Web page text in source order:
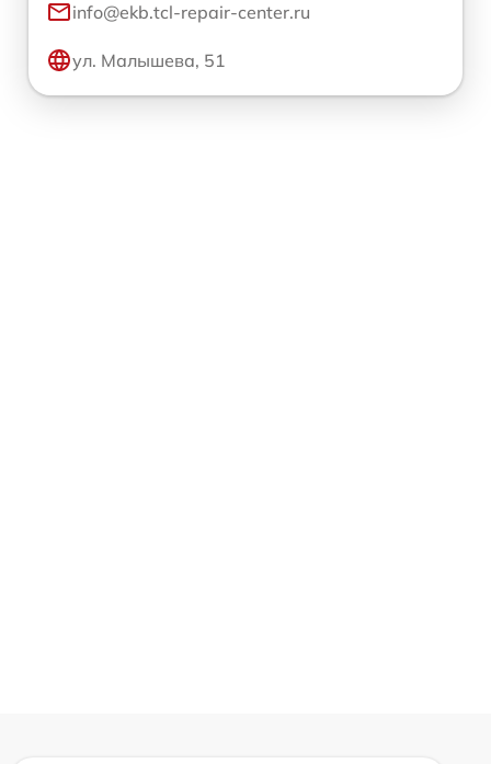
info@ekb.tcl-repair-center.ru
ул. Малышева, 51